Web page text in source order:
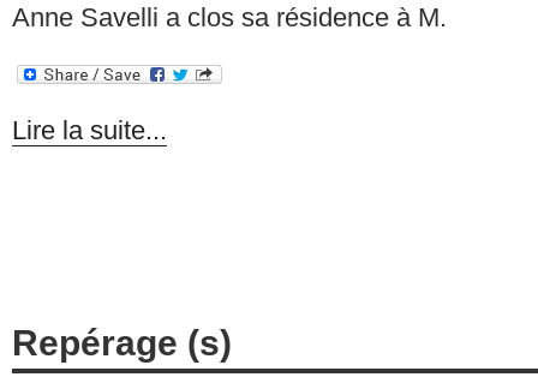
Anne Savelli a clos sa résidence à M.
Lire la suite...
Repérage (s)